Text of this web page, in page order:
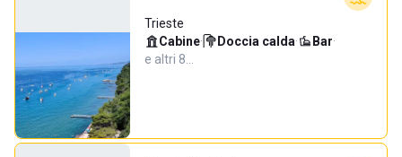
Trieste
Cabine· Doccia calda· Bar·
e altri 8…